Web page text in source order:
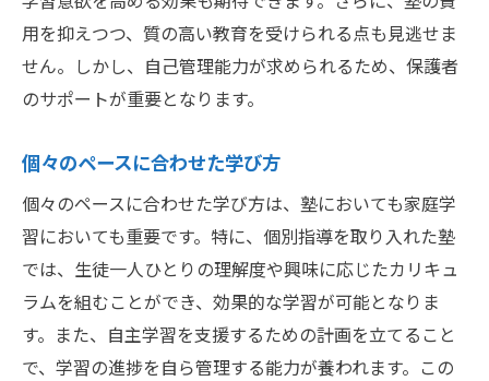
用を抑えつつ、質の高い教育を受けられる点も見逃せま
せん。しかし、自己管理能力が求められるため、保護者
のサポートが重要となります。
個々のペースに合わせた学び方
個々のペースに合わせた学び方は、塾においても家庭学
習においても重要です。特に、個別指導を取り入れた塾
では、生徒一人ひとりの理解度や興味に応じたカリキュ
ラムを組むことができ、効果的な学習が可能となりま
す。また、自主学習を支援するための計画を立てること
で、学習の進捗を自ら管理する能力が養われます。この